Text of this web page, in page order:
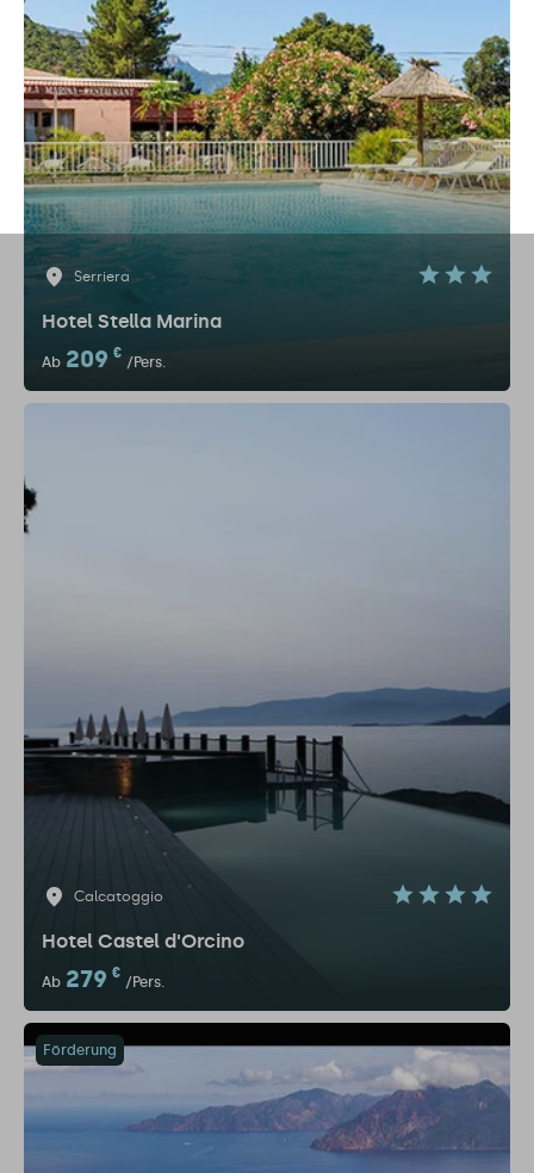
Serriera
Hotel Stella Marina
Ab 209 €
/Pers.
Calcatoggio
Hotel Castel d'Orcino
Ab 279 €
/Pers.
Förderung